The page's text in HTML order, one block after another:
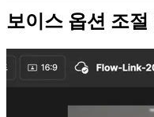
보이스 옵션 조절